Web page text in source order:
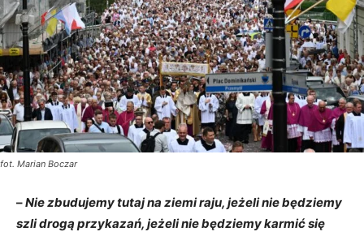
fot. Marian Boczar
–Nie zbudujemy tutaj na ziemi raju, jeżeli nie będziemy
szli drogą przykazań, jeżeli nie będziemy karmić się